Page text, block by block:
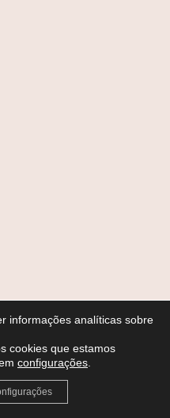
informações analíticas sobre
cookies que estamos
configurações